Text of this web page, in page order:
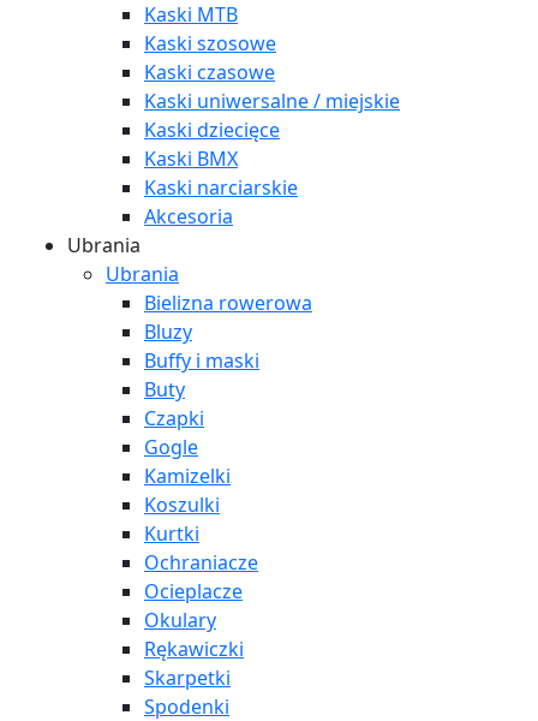
Kaski MTB
Kaski szosowe
Kaski czasowe
Kaski uniwersalne / miejskie
Kaski dziecięce
Kaski BMX
Kaski narciarskie
Akcesoria
Ubrania
Ubrania
Bielizna rowerowa
Bluzy
Buffy i maski
Buty
Czapki
Gogle
Kamizelki
Koszulki
Kurtki
Ochraniacze
Ocieplacze
Okulary
Rękawiczki
Skarpetki
Spodenki